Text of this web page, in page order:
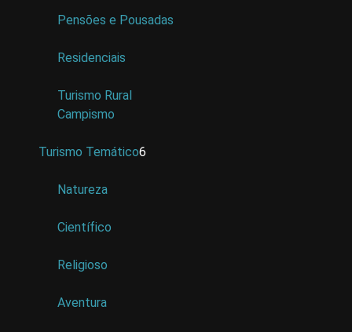
Pensões e Pousadas
Residenciais
Turismo Rural
Campismo
Turismo Temático6
Natureza
Científico
Religioso
Aventura